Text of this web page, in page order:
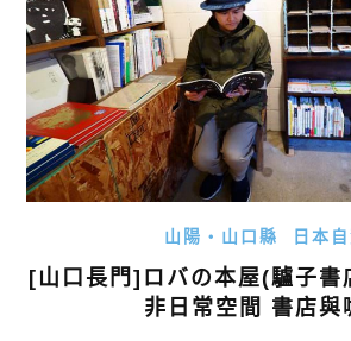
山陽・山口縣 日本
[山口長門]ロバの本屋(驢子書
非日常空間 書店與